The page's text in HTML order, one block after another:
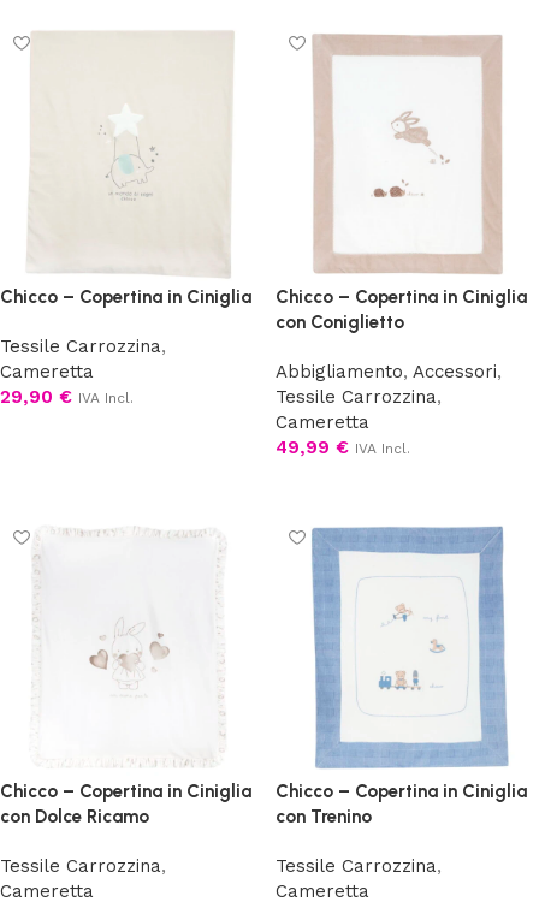
Chicco – Copertina in Ciniglia
Tessile Carrozzina,
Cameretta
29,90 € IVA Incl.
Chicco – Copertina in Ciniglia
con Coniglietto
Abbigliamento, Accessori,
Tessile Carrozzina,
Cameretta
49,99 € IVA Incl.
Chicco – Copertina in Ciniglia
con Dolce Ricamo
Tessile Carrozzina,
Cameretta
Chicco – Copertina in Ciniglia
con Trenino
Tessile Carrozzina,
Cameretta